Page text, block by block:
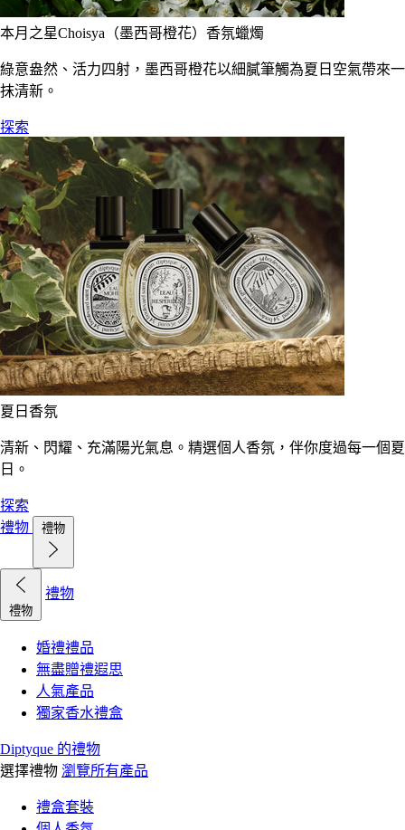
本月之星Choisya（墨西哥橙花）香氛蠟燭
綠意盎然、活力四射，墨西哥橙花以細膩筆觸為夏日空氣帶來一
抹清新。
探索
夏日香氛
清新、閃耀、充滿陽光氣息。精選個人香氛，伴你度過每一個夏
日。
探索
禮物
禮物
禮物
禮物
婚禮禮品
無盡贈禮遐思
人氣產品
獨家香水禮盒
Diptyque 的禮物
選擇禮物 瀏覽所有產品
禮盒套裝